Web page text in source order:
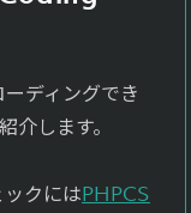
ディングでき
介します。
クにはPHPCS